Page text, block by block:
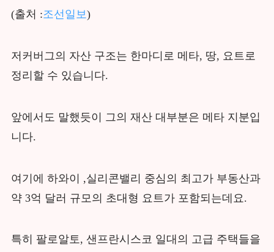
(출처 :조선일보)
저커버그의 자산 구조는 한마디로 메타, 땅, 요트로
정리할 수 있습니다.
앞에서도 말했듯이 그의 재산 대부분은 메타 지분입
니다.
여기에 하와이 ,실리콘밸리 중심의 최고가 부동산과
약 3억 달러 규모의 초대형 요트가 포함되는데요.
특히 팔로알토, 샌프란시스코 일대의 고급 주택들을